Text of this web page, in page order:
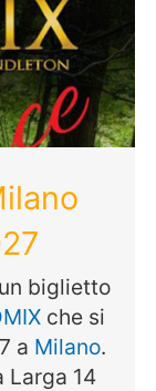
biglietto
che si
a Milano.
Larga 14